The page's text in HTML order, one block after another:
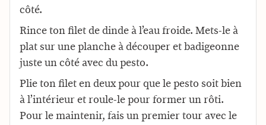
côté.
Rince ton filet de dinde à l’eau froide. Mets-le à
plat sur une planche à découper et badigeonne
juste un côté avec du pesto.
Plie ton filet en deux pour que le pesto soit bien
à l’intérieur et roule-le pour former un rôti.
Pour le maintenir, fais un premier tour avec le